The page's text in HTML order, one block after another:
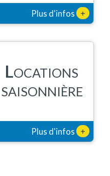
Plus d'infos +
LOCATIONS
SAISONNIÈRE
Plus d'infos +